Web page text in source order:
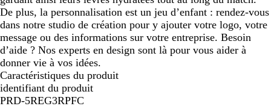
De plus, la personnalisation est un jeu d’enfant : rendez-vous
dans notre studio de création pour y ajouter votre logo, votre
message ou des informations sur votre entreprise. Besoin
d’aide ? Nos experts en design sont là pour vous aider à
donner vie à vos idées.
Caractéristiques du produit
identifiant du produit
PRD-5REG3RPFC